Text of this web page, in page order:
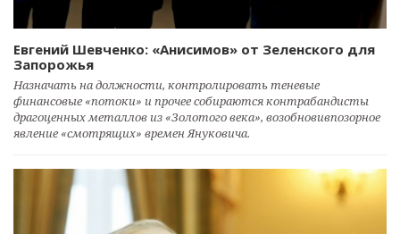
Евгений Шевченко: «Анисимов» от Зеленского для
Запорожья
Назначать на должности, контролировать теневые
финансовые «потоки» и прочее собираются контрабандисты
драгоценных металлов из «Золотого века», возобновивпозорное
явление «смотрящих» времен Януковича.